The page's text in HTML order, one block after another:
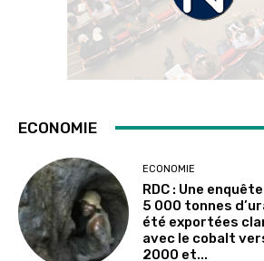
ECONOMIE
ECONOMIE
RDC : Une
5 000 tonnes
été exportées
avec le cobalt
2000 et...